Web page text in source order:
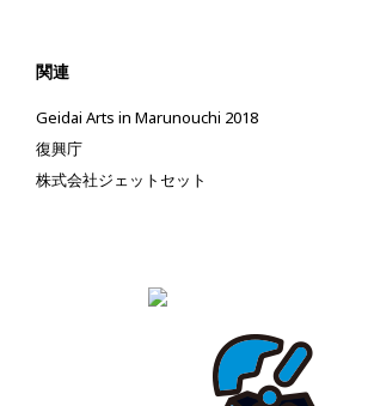
関連
Geidai Arts in Marunouchi 2018
復興庁
株式会社ジェットセット